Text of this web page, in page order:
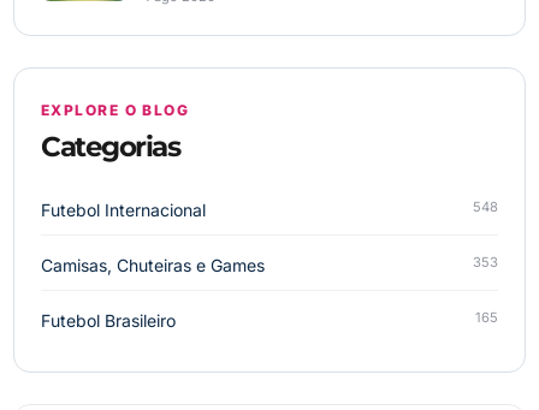
EXPLORE O BLOG
Categorias
Futebol Internacional 548
Camisas, Chuteiras e Games 353
Futebol Brasileiro 165